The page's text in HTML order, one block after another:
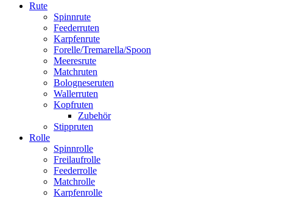
Rute
Spinnrute
Feederruten
Karpfenrute
Forelle/Tremarella/Spoon
Meeresrute
Matchruten
Bologneseruten
Wallerruten
Kopfruten
Zubehör
Stippruten
Rolle
Spinnrolle
Freilaufrolle
Feederrolle
Matchrolle
Karpfenrolle